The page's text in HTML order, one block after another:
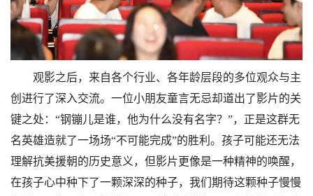
观影之后，来自各个行业、各年龄层段的多位观众与主
创进行了深入交流。一位小朋友童言无忌却道出了影片的关
键之处：“钢镚儿是谁，他为什么没有名字？”，正是这群无
名英雄造就了一场场“不可能完成”的胜利。孩子可能还无法
理解抗美援朝的历史意义，但影片更像是一种精神的唤醒，
在孩子心中种下了一颗深深的种子，我们期待这颗种子慢慢